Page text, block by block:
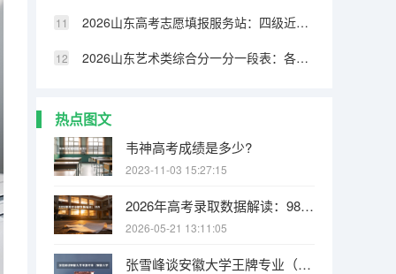
2026山东高考志愿填报服务站：四级近800个免费开放
2026山东艺术类综合分一分一段表：各专业类别双达线考生文化成绩排名的作用
热点图文
韦神高考成绩是多少?
2023-11-03 15:27:15
2026年高考录取数据解读：985/211/双一流录取率各省排名
2026-05-21 13:11:05
张雪峰谈安徽大学王牌专业（安徽大学最强的10个专业 安徽大学王牌专业排行榜）